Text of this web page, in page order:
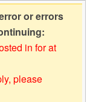
or errors
in for at
please